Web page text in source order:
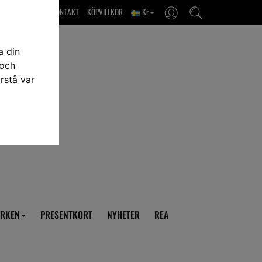
din
var
Kr
KÖPVILLKOR
OM OSS & KONTAKT
PRESENTKORT NYHETER REA